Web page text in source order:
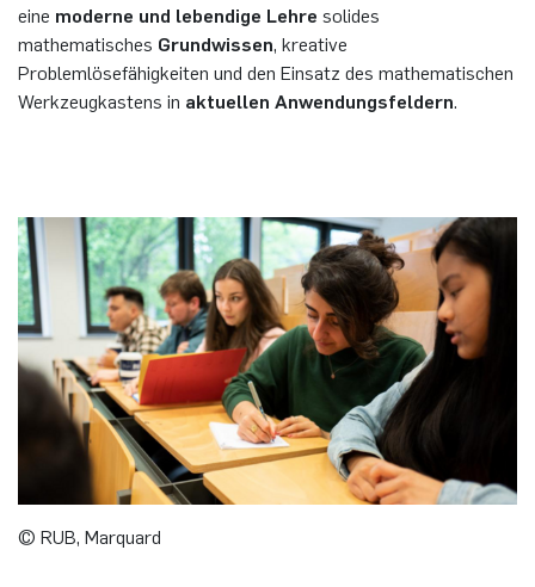
eine moderne und lebendige Lehre solides
mathematisches Grundwissen, kreative
Problemlösefähigkeiten und den Einsatz des mathematischen
Werkzeugkastens in aktuellen Anwendungsfeldern.
© RUB, Marquard
Andreas Schwenk
Robin Solinus